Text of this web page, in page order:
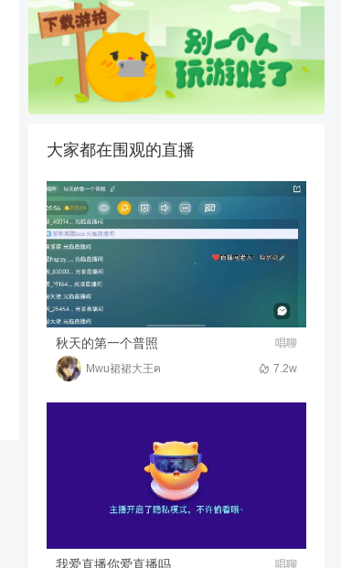
00:21
什么鬼啊全是闪避
1766
盼盼1022
01:17
糖糖过云霄方法
我想睡觉了呢
03:02
暴揍都市王
騎著蝸牛上高速、
过时空裂缝，几乎，Game
01:11
造梦西游OL过云霄教学
28
新出的哪吒只要有无冷却即可
悸动的成功_(￣ω￣)
大家都在围观的直播
唱聊
秋天的第一个普照
7.2w
Mwu裙裙大王ฅ
唱聊
我爱直播你爱直播吗